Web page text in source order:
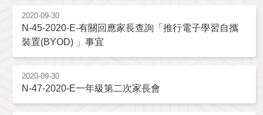
2020-09-30
N-45-2020-E-有關回應家長查詢「推行電子學習自攜
裝置(BYOD) 」事宜
2020-09-30
N-47-2020-E一年級第二次家長會